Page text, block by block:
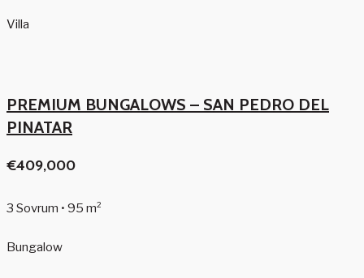
Villa
PREMIUM BUNGALOWS – SAN PEDRO DEL
PINATAR
€409,000
3 Sovrum • 95 m²
Bungalow